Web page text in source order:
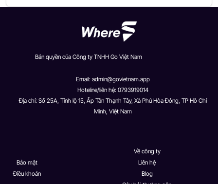
Bản quyền của Công ty TNHH Go Việt Nam
Email: admin@govietnam.app
Hoteline/liên hệ: 0793919014
Địa chỉ: Số 25A, Tỉnh lộ 15, Ấp Tân Thạnh Tây, Xã Phú Hòa Đông, TP Hồ Chí
Minh, Việt Nam
Bảo mật
Điều khoản
Về công ty
Liên hệ
Blog